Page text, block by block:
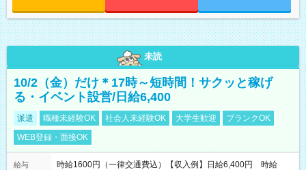
未読
10/2（金）だけ＊17時～短時間！サクッと稼げ
る・イベント設営/日給6,400
派遣 職種未経験OK 社会人未経験OK 大学生歓迎
ブランクOK
WEB登録・面接OK
給与
時給1600円（一律交通費込）【収入例】日給6,400円 時給